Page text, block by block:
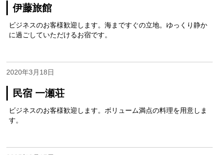
伊藤旅館
ビジネスのお客様歓迎します。海まですぐの立地。ゆっくり静か
に過ごしていただけるお宿です。
民宿 一瀬荘
2020年3月18日
ビジネスのお客様歓迎します。ボリューム満点の料理を用意しま
す。